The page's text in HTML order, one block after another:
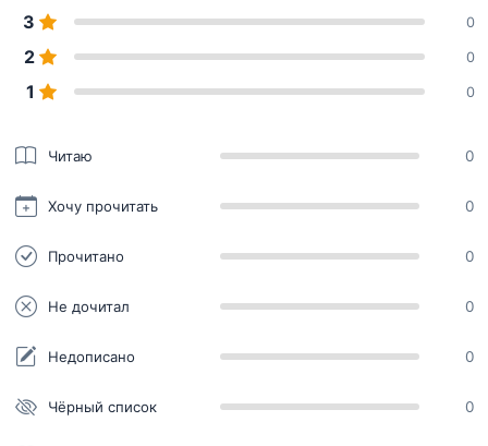
3 0
2 0
1 0
Читаю 0
Хочу прочитать 0
Прочитано 0
Не дочитал 0
Недописано 0
Чёрный список 0